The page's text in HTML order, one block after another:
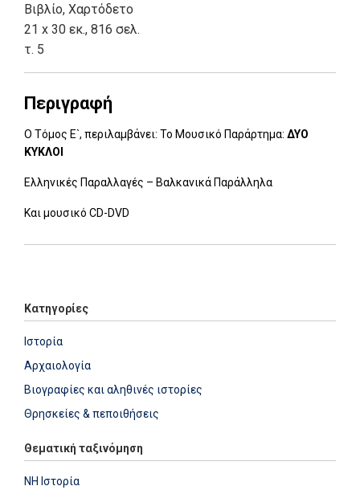
Βιβλίο, Χαρτόδετο
21 x 30 εκ., 816 σελ.
τ. 5
Περιγραφή
Ο Τόμος Ε`, περιλαμβάνει: Το Μου­σικό Πα­ράρ­τημα: ΔΥΟ
ΚΥΚΛΟΙ
Ελ­λη­νι­κές Πα­ραλ­λα­γές – Βαλ­κα­νικά Πα­ράλ­ληλα
Και μουσικό CD-DVD
Κατηγορίες
Ιστορία
Αρχαιολογία
Βιογραφίες και αληθινές ιστορίες
Θρησκείες & πεποιθήσεις
Θεματική ταξινόμηση
NH Ιστορία